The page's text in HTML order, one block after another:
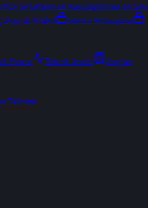
ŞirketleriFon KarşılaştırmaFon
Analizi Sektör Rotasyonu
Piyasa Teknik Analiz
Araçlar
Takvimi